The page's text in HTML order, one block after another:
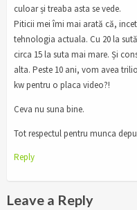
culoar și treaba asta se vede.
Piticii mei îmi mai arată că,
tehnologia actuala. Cu 20 la
circa 15 la suta mai mare. Și
alta. Peste 10 ani, vom avea
kw pentru o placa video?!
Ceva nu suna bine.
Tot respectul pentru munca
Reply
Leave a Reply